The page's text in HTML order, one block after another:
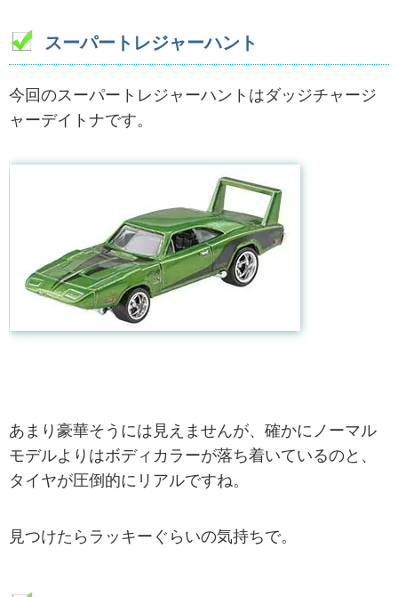
スーパートレジャーハント
今回のスーパートレジャーハントはダッジチャージ
ャーデイトナです。
あまり豪華そうには見えませんが、確かにノーマル
モデルよりはボディカラーが落ち着いているのと、
タイヤが圧倒的にリアルですね。
見つけたらラッキーぐらいの気持ちで。